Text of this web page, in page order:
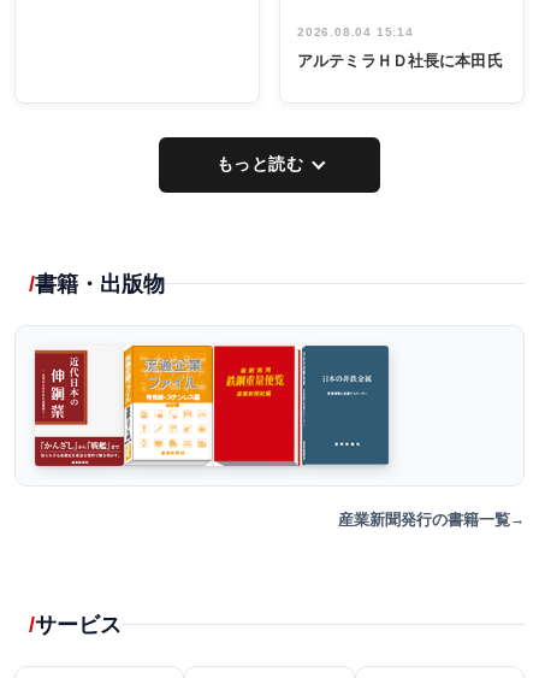
2026.08.04 15:14
アルテミラＨＤ社長に本田氏
もっと読む
書籍・出版物
産業新聞発行の書籍一覧
サービス